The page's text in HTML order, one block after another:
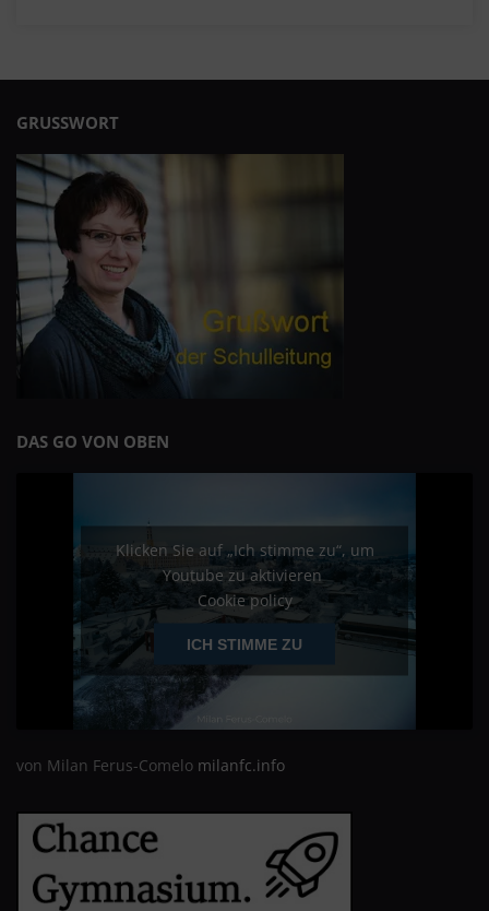
GRUSSWORT
DAS GO VON OBEN
Klicken Sie auf „Ich stimme zu“, um
Youtube zu aktivieren
Cookie policy
ICH STIMME ZU
von Milan Ferus-Comelo milanfc.info